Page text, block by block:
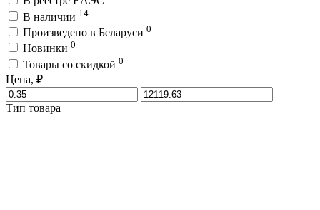
В наличии 14
Произведено в Беларуси 0
Новинки 0
Товары со скидкой 0
Цена, ₽
Тип товара